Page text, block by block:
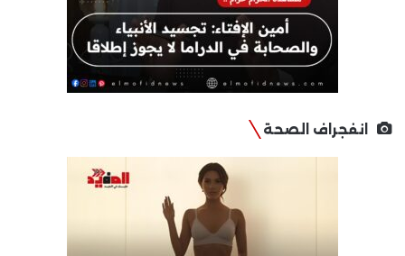
انفجراف الصحة